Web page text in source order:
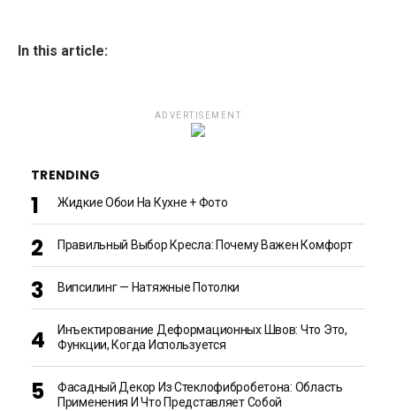
In this article:
ADVERTISEMENT
TRENDING
Жидкие Обои На Кухне + Фото
Правильный Выбор Кресла: Почему Важен Комфорт
Випсилинг — Натяжные Потолки
Инъектирование Деформационных Швов: Что Это,
Функции, Когда Используется
Фасадный Декор Из Стеклофибробетона: Область
Применения И Что Представляет Собой